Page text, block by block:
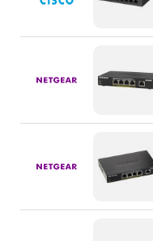
Акумулятори для ДБЖ